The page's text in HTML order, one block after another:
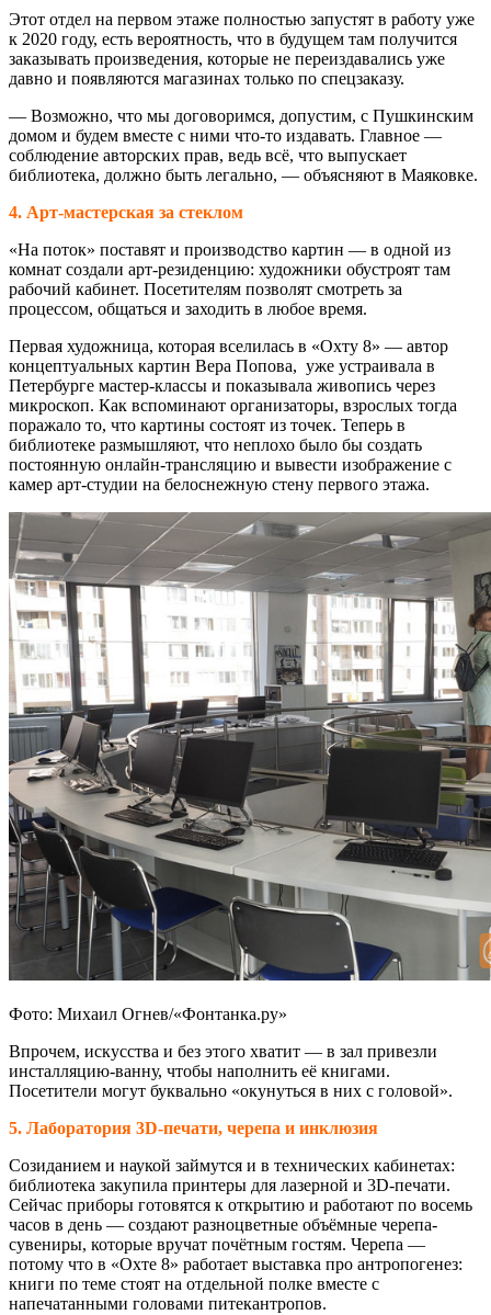
Этот отдел на первом этаже полностью запустят в работу уже
к 2020 году, есть вероятность, что в будущем там получится
заказывать произведения, которые не переиздавались уже
давно и появляются магазинах только по спецзаказу.
— Возможно, что мы договоримся, допустим, с Пушкинским
домом и будем вместе с ними что-то издавать. Главное —
соблюдение авторских прав, ведь всё, что выпускает
библиотека, должно быть легально, — объясняют в Маяковке.
4. Арт-мастерская за стеклом
«На поток» поставят и производство картин — в одной из
комнат создали арт-резиденцию: художники обустроят там
рабочий кабинет. Посетителям позволят смотреть за
процессом, общаться и заходить в любое время.
Первая художница, которая вселилась в «Охту 8» — автор
концептуальных картин Вера Попова, уже устраивала в
Петербурге мастер-классы и показывала живопись через
микроскоп. Как вспоминают организаторы, взрослых тогда
поражало то, что картины состоят из точек. Теперь в
библиотеке размышляют, что неплохо было бы создать
постоянную онлайн-трансляцию и вывести изображение с
камер арт-студии на белоснежную стену первого этажа.
Фото: Михаил Огнев/«Фонтанка.ру»
Впрочем, искусства и без этого хватит — в зал привезли
инсталляцию-ванну, чтобы наполнить её книгами.
Посетители могут буквально «окунуться в них с головой».
5. Лаборатория 3D-печати, черепа и инклюзия
Созиданием и наукой займутся и в технических кабинетах:
библиотека закупила принтеры для лазерной и 3D-печати.
Сейчас приборы готовятся к открытию и работают по восемь
часов в день — создают разноцветные объёмные черепа-
сувениры, которые вручат почётным гостям. Черепа —
потому что в «Охте 8» работает выставка про антропогенез:
книги по теме стоят на отдельной полке вместе с
напечатанными головами питекантропов.